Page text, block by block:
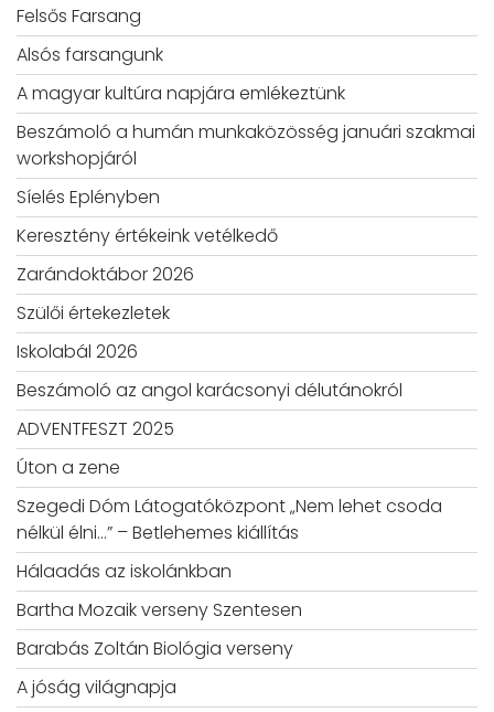
Felsős Farsang
Alsós farsangunk
A magyar kultúra napjára emlékeztünk
Beszámoló a humán munkaközösség januári szakmai
workshopjáról
Síelés Eplényben
Keresztény értékeink vetélkedő
Zarándoktábor 2026
Szülői értekezletek
Iskolabál 2026
Beszámoló az angol karácsonyi délutánokról
ADVENTFESZT 2025
Úton a zene
Szegedi Dóm Látogatóközpont „Nem lehet csoda
nélkül élni…” – Betlehemes kiállítás
Hálaadás az iskolánkban
Bartha Mozaik verseny Szentesen
Barabás Zoltán Biológia verseny
A jóság világnapja